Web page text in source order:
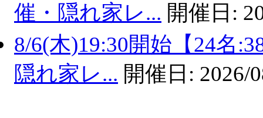
催・隠れ家レ... 開催日:
8/6(木)19:30開始【24名
隠れ家レ... 開催日: 2026/